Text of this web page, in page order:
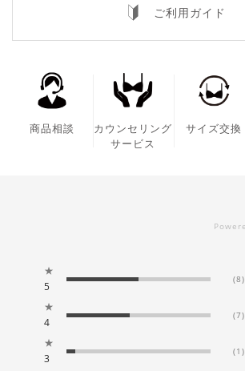
ご利用ガイド
商品相談
カウンセリング
サービス
サイズ交換
★
5
(8)
★
4
(7)
★
3
(1)